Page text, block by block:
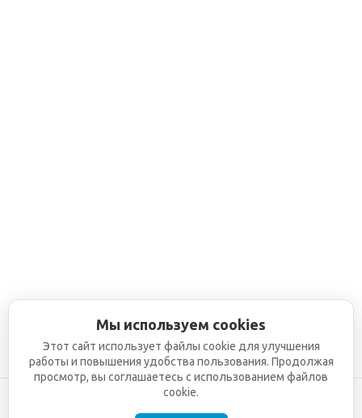
Мы используем cookies
Этот сайт использует файлы cookie для улучшения
работы и повышения удобства пользования. Продолжая
просмотр, вы соглашаетесь с использованием файлов
cookie.